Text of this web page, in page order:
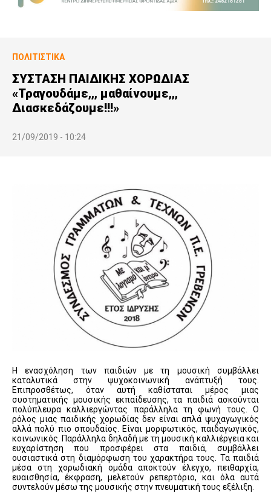
ΠΟΛΙΤΙΣΤΙΚΆ
ΣΥΣΤΑΣΗ ΠΑΙΔΙΚΗΣ ΧΟΡΩΔΙΑΣ
«Τραγουδάμε,,, μαθαίνουμε,,,
Διασκεδάζουμε!!!»
21/09/2019 - 10:24
Η ενασχόληση των παιδιών με τη μουσική συμβάλλει
καταλυτικά στην ψυχοκοινωνική ανάπτυξή τους.
Επιπροσθέτως, όταν αυτή καθίσταται μέρος μιας
συστηματικής μουσικής εκπαίδευσης, τα παιδιά ασκούνται
πολύπλευρα καλλιεργώντας παράλληλα τη φωνή τους. Ο
ρόλος μιας παιδικής χορωδίας δεν είναι απλά ψυχαγωγικός
αλλά πολύ πιο σπουδαίος. Είναι μορφωτικός, παιδαγωγικός,
κοινωνικός. Παράλληλα δηλαδή με τη μουσική καλλιέργεια και
ευχαρίστηση που προσφέρει στα παιδιά, συμβάλλει
ουσιαστικά στη διαμόρφωση του χαρακτήρα τους. Τα παιδιά
μέσα στη χορωδιακή ομάδα αποκτούν έλεγχο, πειθαρχία,
ευαισθησία, έκφραση, μελετούν ρεπερτόριο, και όλα αυτά
συντελούν μέσω της μουσικής στην πνευματική τους εξέλιξη.